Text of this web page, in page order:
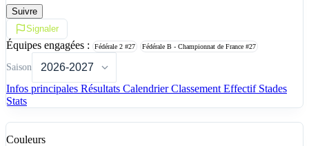
Suivre
Signaler
Équipes engagées : Fédérale 2 #27 Fédérale B - Championnat de France #27
Saison
Infos principales Résultats CalendrierClassement Effectif Stades
Stats
Couleurs